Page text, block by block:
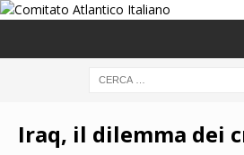
Iraq, il dilemma dei